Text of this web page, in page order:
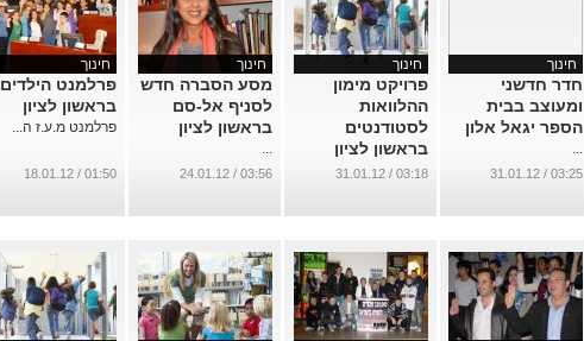
חינוך
חדר חדשני
ומעוצב בבית
הספר יגאל אלון
...
03:25 / 31.01.12
חינוך
פ​רויקט מימון
ההלוואות
לסטודנטים
בראשון לציון
...
03:18 / 31.01.12
חינוך
מסע הסברה חדש
לסניף אל-סם
בראשון לציון
...
03:56 / 24.01.12
חינוך
פ​רלמנט הילדים
בראשון לציון
פרלמנט מ.ע.ז ה...
01:50 / 18.01.12